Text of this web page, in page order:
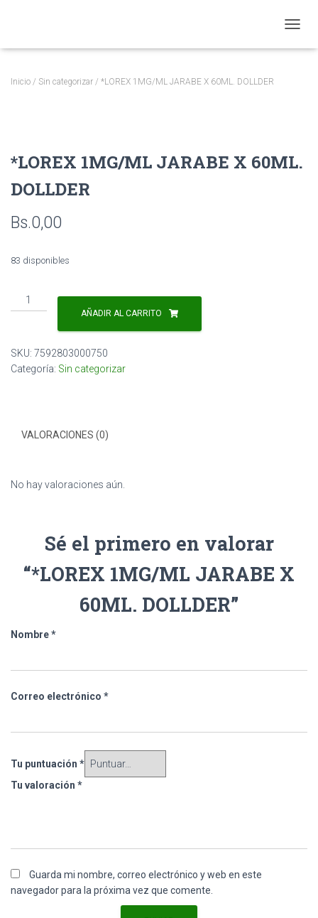
Inicio / Sin categorizar / *LOREX 1MG/ML JARABE X 60ML. DOLLDER
*LOREX 1MG/ML JARABE X 60ML.
DOLLDER
Bs.0,00
83 disponibles
*LOREX
1MG/ML
60ML.
DOLLDER
AÑADIR AL CARRITO
SKU: 7592803000750
Categoría: Sin categorizar
VALORACIONES (0)
No hay valoraciones aún.
Sé el primero en valorar
“*LOREX 1MG/ML JARABE X
60ML. DOLLDER”
Nombre*
Correo electrónico *
Tu puntuación *
Tu valoración *
Guarda mi nombre, correo electrónico y web en este
navegador para la próxima vez que comente.